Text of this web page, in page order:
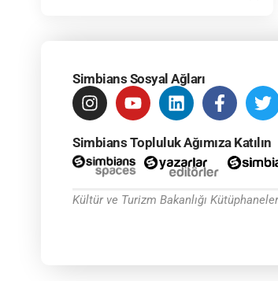
Simbians Sosyal Ağları
Simbians Topluluk Ağımıza Katılın
Kültür ve Turizm Bakanlığı